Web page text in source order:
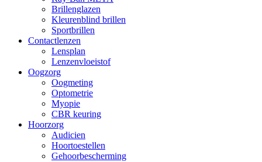
Brillenglazen
Kleurenblind brillen
Sportbrillen
Contactlenzen
Lensplan
Lenzenvloeistof
Oogzorg
Oogmeting
Optometrie
Myopie
CBR keuring
Hoorzorg
Audicien
Hoortoestellen
Gehoorbescherming